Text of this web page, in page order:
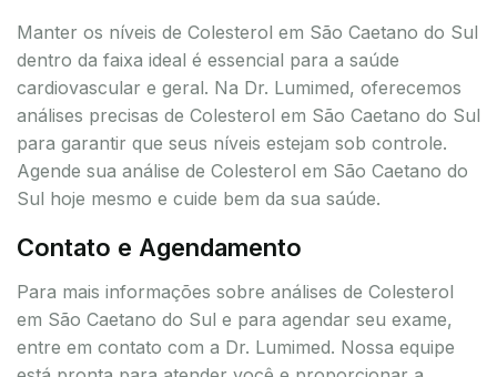
Manter os níveis de Colesterol em São Caetano do Sul
dentro da faixa ideal é essencial para a saúde
cardiovascular e geral. Na Dr. Lumimed, oferecemos
análises precisas de Colesterol em São Caetano do Sul
para garantir que seus níveis estejam sob controle.
Agende sua análise de Colesterol em São Caetano do
Sul hoje mesmo e cuide bem da sua saúde.
Contato e Agendamento
Para mais informações sobre análises de Colesterol
em São Caetano do Sul e para agendar seu exame,
entre em contato com a Dr. Lumimed. Nossa equipe